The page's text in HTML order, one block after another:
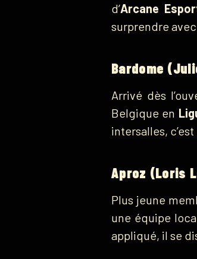
d’Arcane
surprendre
Bardome
Arrivé dès
Belgique en
intersalles,
Aproz (Loris
Plus jeune
une équipe
appliqué, il se